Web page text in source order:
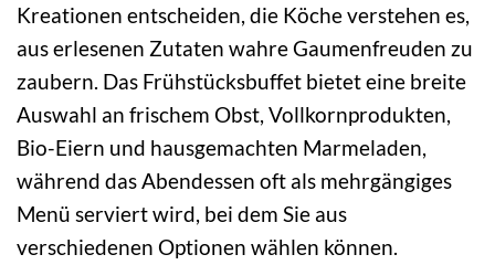
Kreationen entscheiden, die Köche verstehen es,
aus erlesenen Zutaten wahre Gaumenfreuden zu
zaubern. Das Frühstücksbuffet bietet eine breite
Auswahl an frischem Obst, Vollkornprodukten,
Bio-Eiern und hausgemachten Marmeladen,
während das Abendessen oft als mehrgängiges
Menü serviert wird, bei dem Sie aus
verschiedenen Optionen wählen können.